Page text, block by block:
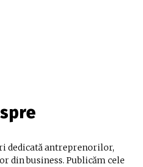
dedicată antreprenorilor,
business. Publicăm cele